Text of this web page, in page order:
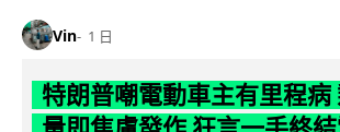
Vin 1 日
特朗普嘲電動車主有里程病